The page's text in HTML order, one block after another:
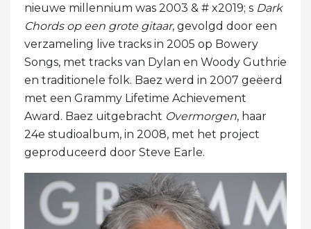
nieuwe millennium was 2003 & # x2019; s Dark
Chords op een grote gitaar, gevolgd door een
verzameling live tracks in 2005 op Bowery
Songs, met tracks van Dylan en Woody Guthrie
en traditionele folk. Baez werd in 2007 geëerd
met een Grammy Lifetime Achievement
Award. Baez uitgebracht Overmorgen, haar
24e studioalbum, in 2008, met het project
geproduceerd door Steve Earle.